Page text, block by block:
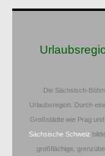
Die Sächsisch-
Urlaubsregion. Durch
Großstädte wie Prag
Sächsische Schweiz
großflächige,